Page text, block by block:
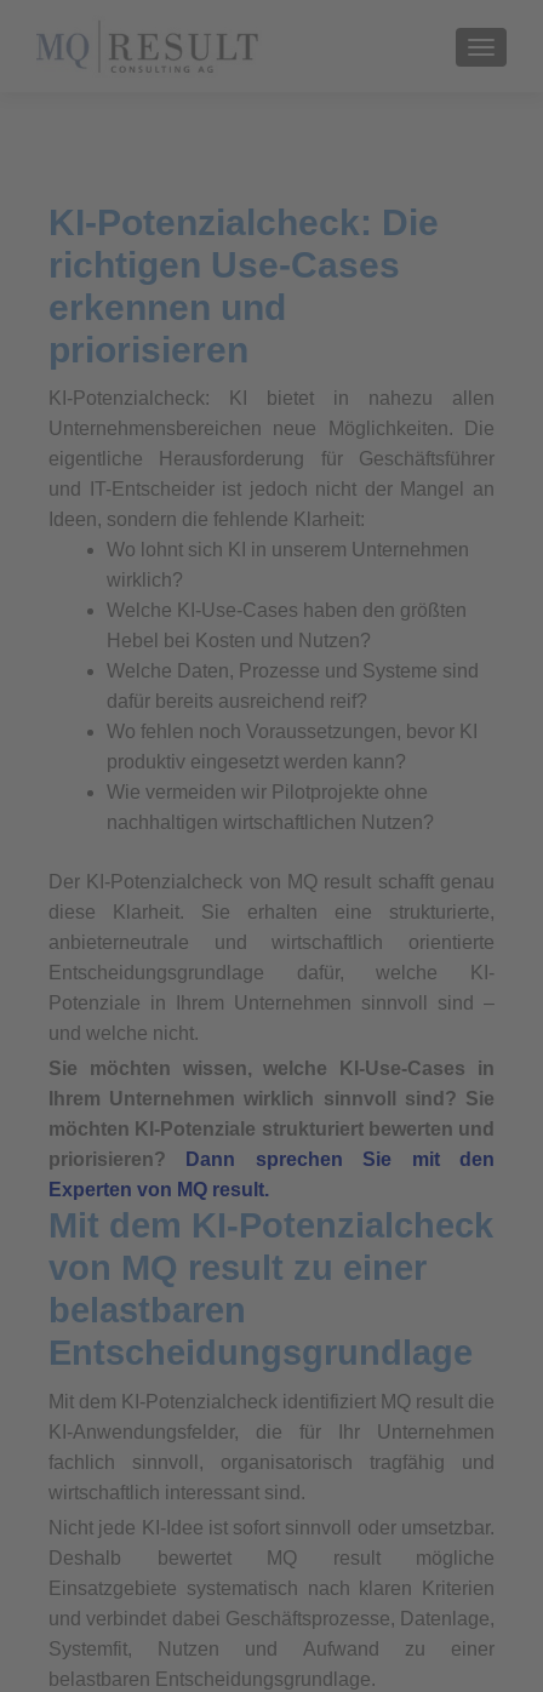
KI-Potenzialcheck: Die
richtigen Use-Cases
erkennen und
priorisieren
KI-Potenzialcheck: KI bietet in nahezu allen
Unternehmensbereichen neue Möglichkeiten. Die
eigentliche Herausforderung für Geschäftsführer
und IT-Entscheider ist jedoch nicht der Mangel an
Ideen, sondern die fehlende Klarheit:
Wo lohnt sich KI in unserem Unternehmen
wirklich?
Welche KI-Use-Cases haben den größten
Hebel bei Kosten und Nutzen?
Welche Daten, Prozesse und Systeme sind
dafür bereits ausreichend reif?
Wo fehlen noch Voraussetzungen, bevor KI
produktiv eingesetzt werden kann?
Wie vermeiden wir Pilotprojekte ohne
nachhaltigen wirtschaftlichen Nutzen?
Der KI-Potenzialcheck von MQ result schafft genau
diese Klarheit. Sie erhalten eine strukturierte,
anbieterneutrale und wirtschaftlich orientierte
Entscheidungsgrundlage dafür, welche KI-
Potenziale in Ihrem Unternehmen sinnvoll sind –
und welche nicht.
Sie möchten wissen, welche KI-Use-Cases in
Ihrem Unternehmen wirklich sinnvoll sind? Sie
möchten KI-Potenziale strukturiert bewerten und
priorisieren?
Dann sprechen Sie mit den
Experten von MQ result.
Mit dem KI-Potenzialcheck
von MQ result zu einer
belastbaren
Entscheidungsgrundlage
Mit dem KI-Potenzialcheck identifiziert MQ result die
KI-Anwendungsfelder, die für Ihr Unternehmen
fachlich sinnvoll, organisatorisch tragfähig und
wirtschaftlich interessant sind.
Nicht jede KI-Idee ist sofort sinnvoll oder umsetzbar.
Deshalb bewertet MQ result mögliche
Einsatzgebiete systematisch nach klaren Kriterien
und verbindet dabei Geschäftsprozesse, Datenlage,
Systemfit, Nutzen und Aufwand zu einer
belastbaren Entscheidungsgrundlage.